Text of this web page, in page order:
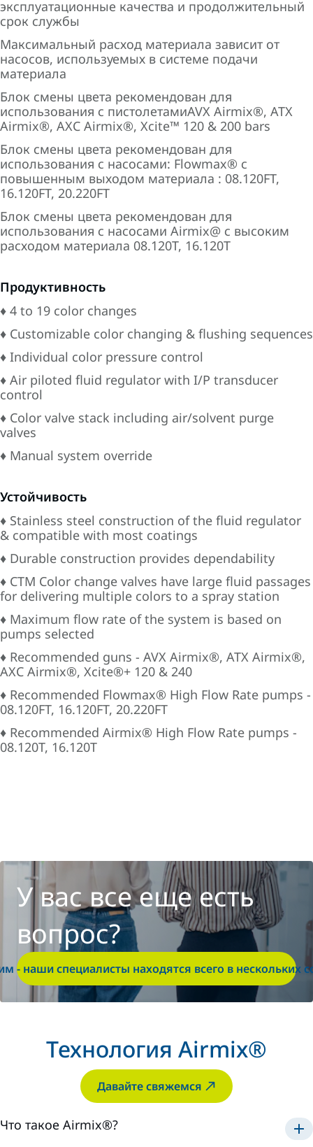
эксплуатационные качества и продолжительный
срок службы
Максимальный расход материала зависит от
насосов, используемых в системе подачи
материала
Блок смены цвета рекомендован для
использования с пистолетамиAVX Airmix®, ATX
Airmix®, AXC Airmix®, Xcite™ 120 & 200 bars
Блок смены цвета рекомендован для
использования с насосами: Flowmax® с
повышенным выходом материала : 08.120FT,
16.120FT, 20.220FT
Блок смены цвета рекомендован для
использования с насосами Airmix@ с высоким
расходом материала 08.120T, 16.120T
Продуктивность
♦ 4 to 19 color changes
♦ Customizable color changing & flushing sequences
♦ Individual color pressure control
♦ Air piloted fluid regulator with I/P transducer
control
♦ Color valve stack including air/solvent purge
valves
♦ Manual system override
Устойчивость
♦ Stainless steel construction of the fluid regulator
& compatible with most coatings
♦ Durable construction provides dependability
♦ CTM Color change valves have large fluid passages
for delivering multiple colors to a spray station
♦ Maximum flow rate of the system is based on
pumps selected
♦ Recommended guns - AVX Airmix®, ATX Airmix®,
AXC Airmix®, Xcite®+ 120 & 240
♦ Recommended Flowmax® High Flow Rate pumps -
08.120FT, 16.120FT, 20.220FT
♦ Recommended Airmix® High Flow Rate pumps -
08.120T, 16.120T
У вас все еще есть
вопрос?
- наши специалисты находятся всего в нескольких
Технология Airmix®
Давайте свяжемся
Что такое Airmix®?